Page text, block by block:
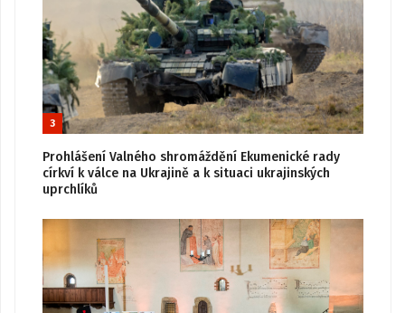
3
Prohlášení Valného shromáždění Ekumenické rady
církví k válce na Ukrajině a k situaci ukrajinských
uprchlíků